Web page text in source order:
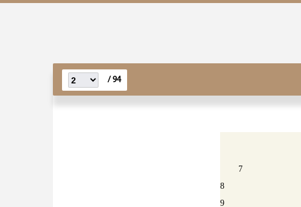
94 /
7
8
9